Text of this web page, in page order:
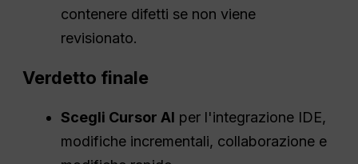
contenere difetti se non viene
revisionato.
Verdetto finale
Scegli Cursor AI per l'integrazione IDE,
modifiche incrementali, collaborazione e